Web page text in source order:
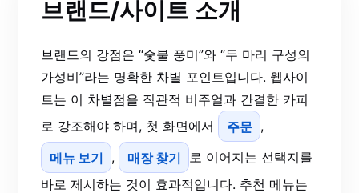
브랜드/사이트 소개
브랜드의 강점은 “숯불 풍미”와 “두 마리 구성의
가성비”라는 명확한 차별 포인트입니다. 웹사이
트는 이 차별점을 직관적 비주얼과 간결한 카피
로 강조해야 하며, 첫 화면에서
주문 ,
메뉴 보기 , 매장 찾기 로 이어지는 선택지를
바로 제시하는 것이 효과적입니다. 추천 메뉴는